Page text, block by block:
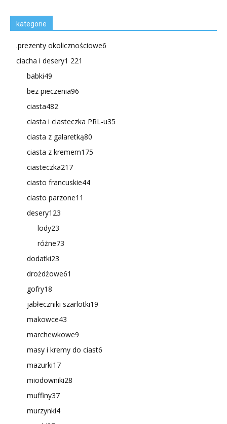
kategorie
.prezenty okolicznościowe6
ciacha i desery1 221
babki49
bez pieczenia96
ciasta482
ciasta i ciasteczka PRL-u35
ciasta z galaretką80
ciasta z kremem175
ciasteczka217
ciasto francuskie44
ciasto parzone11
desery123
lody23
różne73
dodatki23
drożdżowe61
gofry18
jabłeczniki szarlotki19
makowce43
marchewkowe9
masy i kremy do ciast6
mazurki17
miodowniki28
muffiny37
murzynki4